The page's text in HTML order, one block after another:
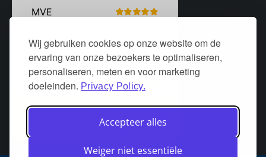
Wij gebruiken cookies op onze website om de
ervaring van onze bezoekers te optimaliseren,
personaliseren, meten en voor marketing
doeleinden. Privacy Policy.
Accepteer alles
Weiger niet essentiële